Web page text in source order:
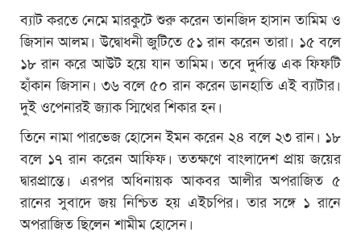
ব্যাট করতে নেমে মারকুটে শুরু করেন তানজিদ হাসান তামিম ও
জিসান আলম। উদ্বোধনী জুটিতে ৫১ রান করেন তারা। ১৫ বলে
১৮ রান করে আউট হয়ে যান তামিম। তবে দুর্দান্ত এক ফিফটি
হাঁকান জিসান। ৩৬ বলে ৫০ রান করেন ডানহাতি এই ব্যাটার।
দুই ওপেনারই জ্যাক স্মিথের শিকার হন।
তিনে নামা পারভেজ হোসেন ইমন করেন ২৪ বলে ২৩ রান। ১৮
বলে ১৭ রান করেন আফিফ। ততক্ষণে বাংলাদেশ প্রায় জয়ের
দ্বারপ্রান্তে। এরপর অধিনায়ক আকবর আলীর অপরাজিত ৫
রানের সুবাদে জয় নিশ্চিত হয় এইচপির। তার সঙ্গে ১ রানে
অপরাজিত ছিলেন শামীম হোসেন।